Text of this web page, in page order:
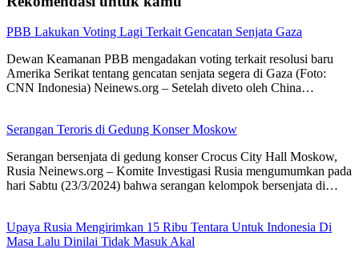
PBB Lakukan Voting Lagi Terkait Gencatan Senjata Gaza
Dewan Keamanan PBB mengadakan voting terkait resolusi baru
Amerika Serikat tentang gencatan senjata segera di Gaza (Foto:
CNN Indonesia) Neinews.org – Setelah diveto oleh China…
Serangan Teroris di Gedung Konser Moskow
Serangan bersenjata di gedung konser Crocus City Hall Moskow,
Rusia Neinews.org – Komite Investigasi Rusia mengumumkan pada
hari Sabtu (23/3/2024) bahwa serangan kelompok bersenjata di…
Upaya Rusia Mengirimkan 15 Ribu Tentara Untuk Indonesia Di
Masa Lalu Dinilai Tidak Masuk Akal